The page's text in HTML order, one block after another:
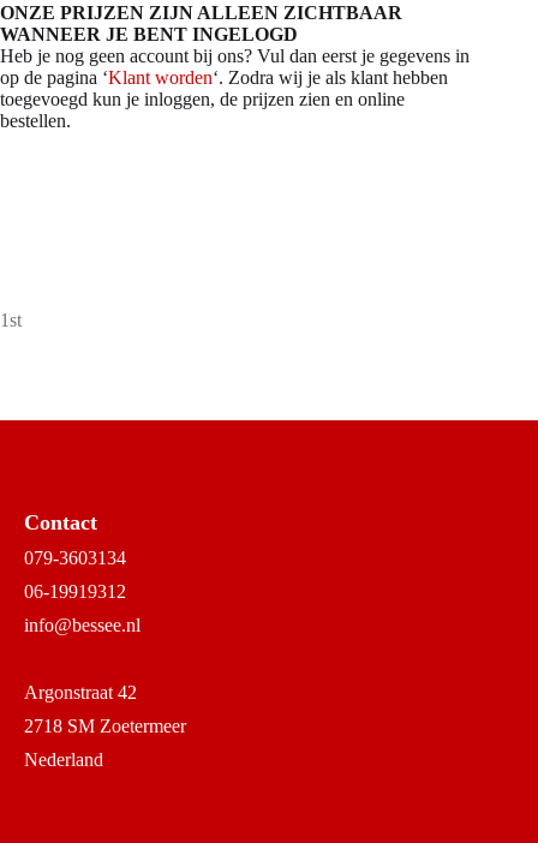
ONZE PRIJZEN ZIJN ALLEEN ZICHTBAAR
WANNEER JE BENT INGELOGD
Heb je nog geen account bij ons? Vul dan eerst je gegevens in
op de pagina ‘Klant worden‘. Zodra wij je als klant hebben
toegevoegd kun je inloggen, de prijzen zien en online
bestellen.
1st
Contact
079-3603134
06-19919312
info@bessee.nl
Argonstraat 42
2718 SM Zoetermeer
Nederland